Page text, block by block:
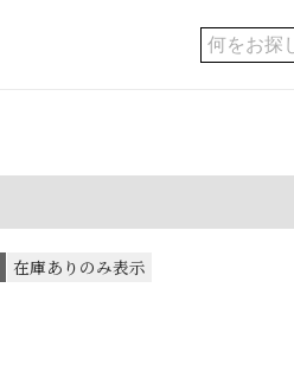
在庫ありのみ表示